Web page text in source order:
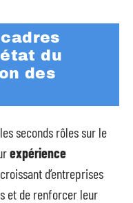
du
des
seconds rôles sur le
expérience
d’entreprises
et de renforcer leur